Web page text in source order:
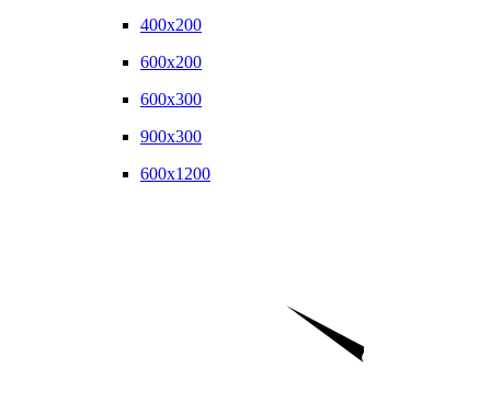
400x200
600x200
600x300
900x300
600x1200